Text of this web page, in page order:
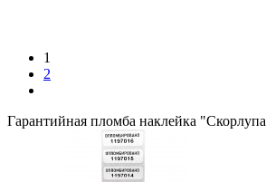
1
2
Гарантийная пломба наклейка